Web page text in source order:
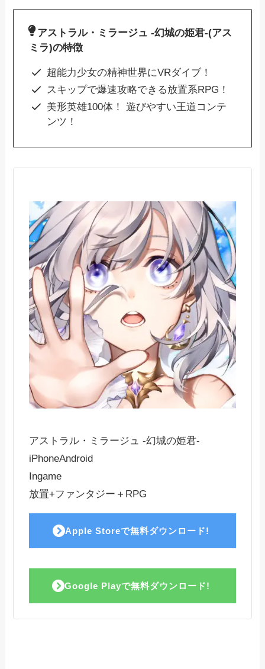
アストラル・ミラージュ -幻城の姫君-(アス
ミラ)の特徴
超能力少女の精神世界にVRダイブ！
スキップで爆速攻略できる放置系RPG！
美形英雄100体！ 遊びやすい王道コンテ
ンツ！
アストラル・ミラージュ -幻城の姫君-
iPhoneAndroid
Ingame
放置+ファンタジー＋RPG
Apple Storeで無料ダウンロード!
Google Playで無料ダウンロード!